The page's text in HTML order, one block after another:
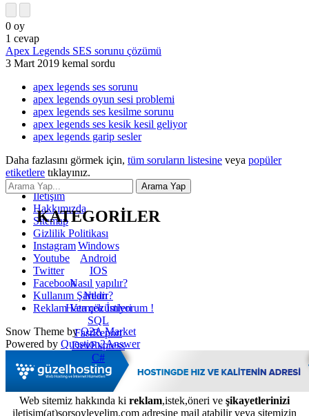
0 oy
1 cevap
Apex Legends SES sorunu çözümü
3 Mart 2019 kemal sordu
apex legends ses sorunu
apex legends oyun sesi problemi
apex legends ses kesilme sorunu
apex legends ses kesik kesil geliyor
apex legends garip sesler
Daha fazlasını görmek için, tüm soruların listesine veya popüler
etiketlere tıklayınız.
KATEGORİLER
Windows
Android
IOS
Nasıl yapılır?
Nedir?
Hata çözümleri
SQL
FastReport
DevExpress
C#
İletişim
Hakkımızda
Sitemap
Gizlilik Politikası
Instagram
Youtube
Twitter
Facebook
Kullanım Şartları
Reklam Vermek İstiyorum !
Snow Theme byQ2A Market
Powered by Question2Answer
Web sitemiz hakkında ki reklam,istek,öneri ve şikayetlerinizi
iletisim(at)sorsoyleyelim.com adresine mail atabilir veya sitemizin